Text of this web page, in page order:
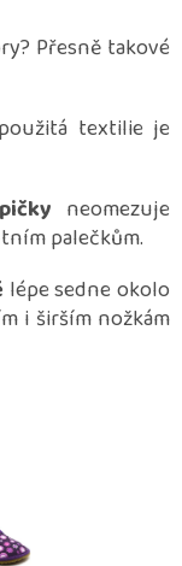
Přesně takové
textilie je
neomezuje
palečkům.
lépe sedne okolo
i širším nožkám